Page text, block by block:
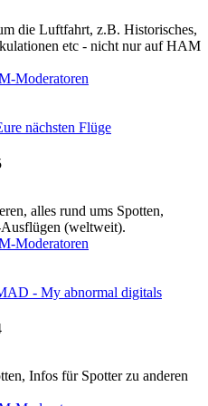
die Luftfahrt, z.B. Historisches,
etc - nicht nur auf HAM
Moderatoren
nächsten Flüge
alles rund ums Spotten,
(weltweit).
Moderatoren
- My abnormal digitals
Infos für Spotter zu anderen